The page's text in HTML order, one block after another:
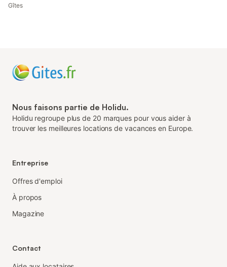
Gîtes
Nous faisons partie de Holidu.
Holidu regroupe plus de 20 marques pour vous aider à
trouver les meilleures locations de vacances en Europe.
Entreprise
Offres d'emploi
À propos
Magazine
Contact